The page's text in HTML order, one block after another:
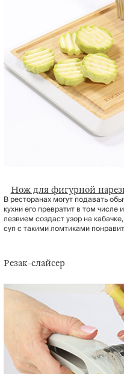
Нож для фигурной
В ресторанах могут подавать
кухни его превратит в том
лезвием создаст узор на
суп с такими ломтиками
Резак-слайсер